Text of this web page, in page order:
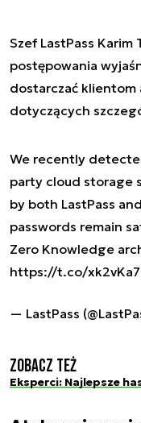
Szef LastPass Karim
postępowania
dostarczać
dotyczących
We recently
party cloud storage
by both LastPass
passwords remain
Zero Knowledge
https://t.co/
— LastPass
Zobacz też
Eksperci: Najlepsze